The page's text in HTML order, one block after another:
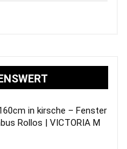
in kirsche – Fenster
Rollos | VICTORIA M